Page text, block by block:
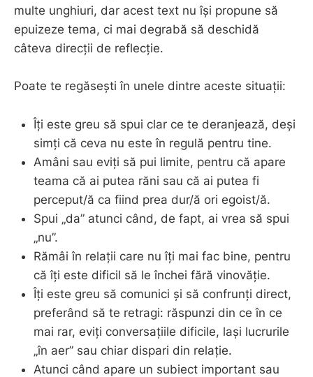
multe unghiuri, dar acest text nu își propune să
epuizeze tema, ci mai degrabă să deschidă
câteva direcții de reflecție.
Poate te regăsești în unele dintre aceste situații:
Îți este greu să spui clar ce te deranjează, deși
simți că ceva nu este în regulă pentru tine.
Amâni sau eviți să pui limite, pentru că apare
teama că ai putea răni sau că ai putea fi
perceput/ă ca fiind prea dur/ă ori egoist/ă.
Spui „da” atunci când, de fapt, ai vrea să spui
„nu”.
Rămâi în relații care nu îți mai fac bine, pentru
că îți este dificil să le închei fără vinovăție.
Îți este greu să comunici și să confrunți direct,
preferând să te retragi: răspunzi din ce în ce
mai rar, eviți conversațiile dificile, lași lucrurile
„în aer” sau chiar dispari din relație.
Atunci când apare un subiect important sau